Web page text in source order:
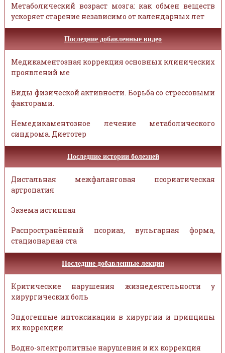
Метаболический возраст мозга: как обмен веществ
ускоряет старение независимо от календарных лет
Последние добавленные видео
Медикаментозная коррекция основных клинических
проявлений ме
Виды физической активности. Борьба со стрессовыми
факторами.
Немедикаментозное лечение метаболического
синдрома. Диетотер
Последние истории болезней
Дистальная межфаланговая псориатическая
артропатия
Экзема истинная
Распространённый псориаз, вульгарная форма,
стационарная ста
Последние добавленные лекции
Критические нарушения жизнедеятельности у
хирургических боль
Эндогенные интоксикации в хирургии и принципы
их коррекции
Водно-электролитные нарушения и их коррекция